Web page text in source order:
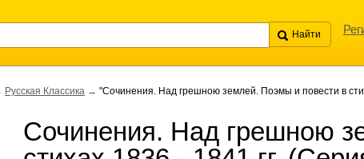
Русская Классика → "Сочинения. Над грешною землей. Поэмы и повести в
Сочинения. Над грешною